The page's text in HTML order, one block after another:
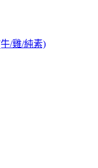
/雞/純素)